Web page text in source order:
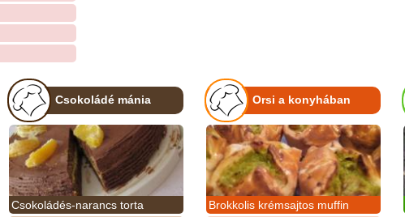
Csokoládé mánia
Csokoládés-narancs torta
Orsi a konyhában
Brokkolis krémsajtos muffin